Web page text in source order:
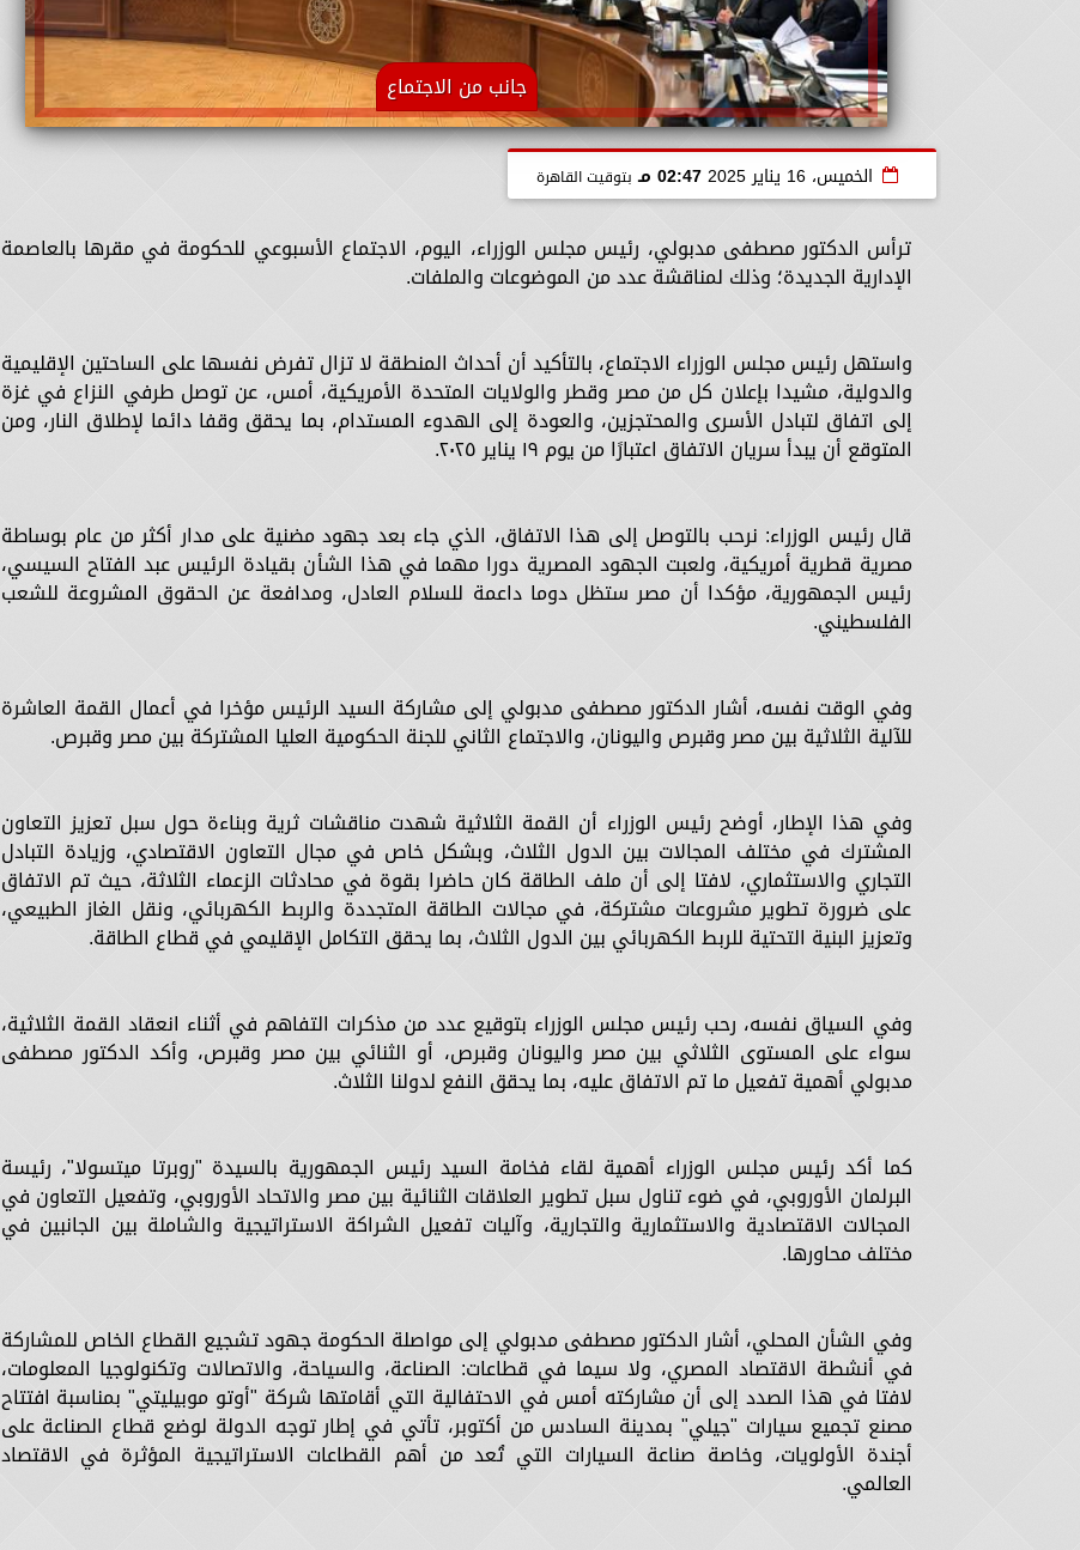
جانب من الاجتماع
الخميس، 16 يناير 2025 02:47 مـ بتوقيت القاهرة
ترأس الدكتور مصطفى مدبولي، رئيس مجلس الوزراء، اليوم، الاجتماع الأسبوعي للحكومة في مقرها بالعاصمة
الإدارية الجديدة؛ وذلك لمناقشة عدد من الموضوعات والملفات.
واستهل رئيس مجلس الوزراء الاجتماع، بالتأكيد أن أحداث المنطقة لا تزال تفرض نفسها على الساحتين الإقليمية
والدولية، مشيدا بإعلان كل من مصر وقطر والولايات المتحدة الأمريكية، أمس، عن توصل طرفي النزاع في غزة
إلى اتفاق لتبادل الأسرى والمحتجزين، والعودة إلى الهدوء المستدام، بما يحقق وقفا دائما لإطلاق النار، ومن
المتوقع أن يبدأ سريان الاتفاق اعتبارًا من يوم ١٩ يناير ٢٠٢٥.
قال رئيس الوزراء: نرحب بالتوصل إلى هذا الاتفاق، الذي جاء بعد جهود مضنية على مدار أكثر من عام بوساطة
مصرية قطرية أمريكية، ولعبت الجهود المصرية دورا مهما في هذا الشأن بقيادة الرئيس عبد الفتاح السيسي،
رئيس الجمهورية، مؤكدا أن مصر ستظل دوما داعمة للسلام العادل، ومدافعة عن الحقوق المشروعة للشعب
الفلسطيني.
وفي الوقت نفسه، أشار الدكتور مصطفى مدبولي إلى مشاركة السيد الرئيس مؤخرا في أعمال القمة العاشرة
للآلية الثلاثية بين مصر وقبرص واليونان، والاجتماع الثاني للجنة الحكومية العليا المشتركة بين مصر وقبرص.
وفي هذا الإطار، أوضح رئيس الوزراء أن القمة الثلاثية شهدت مناقشات ثرية وبناءة حول سبل تعزيز التعاون
المشترك في مختلف المجالات بين الدول الثلاث، وبشكل خاص في مجال التعاون الاقتصادي، وزيادة التبادل
التجاري والاستثماري، لافتا إلى أن ملف الطاقة كان حاضرا بقوة في محادثات الزعماء الثلاثة، حيث تم الاتفاق
على ضرورة تطوير مشروعات مشتركة، في مجالات الطاقة المتجددة والربط الكهربائي، ونقل الغاز الطبيعي،
وتعزيز البنية التحتية للربط الكهربائي بين الدول الثلاث، بما يحقق التكامل الإقليمي في قطاع الطاقة.
وفي السياق نفسه، رحب رئيس مجلس الوزراء بتوقيع عدد من مذكرات التفاهم في أثناء انعقاد القمة الثلاثية،
سواء على المستوى الثلاثي بين مصر واليونان وقبرص، أو الثنائي بين مصر وقبرص، وأكد الدكتور مصطفى
مدبولي أهمية تفعيل ما تم الاتفاق عليه، بما يحقق النفع لدولنا الثلاث.
كما أكد رئيس مجلس الوزراء أهمية لقاء فخامة السيد رئيس الجمهورية بالسيدة "روبرتا ميتسولا"، رئيسة
البرلمان الأوروبي، في ضوء تناول سبل تطوير العلاقات الثنائية بين مصر والاتحاد الأوروبي، وتفعيل التعاون في
المجالات الاقتصادية والاستثمارية والتجارية، وآليات تفعيل الشراكة الاستراتيجية والشاملة بين الجانبين في
مختلف محاورها.
وفي الشأن المحلي، أشار الدكتور مصطفى مدبولي إلى مواصلة الحكومة جهود تشجيع القطاع الخاص للمشاركة
في أنشطة الاقتصاد المصري، ولا سيما في قطاعات: الصناعة، والسياحة، والاتصالات وتكنولوجيا المعلومات،
لافتا في هذا الصدد إلى أن مشاركته أمس في الاحتفالية التي أقامتها شركة "أوتو موبيليتي" بمناسبة افتتاح
مصنع تجميع سيارات "جيلي" بمدينة السادس من أكتوبر، تأتي في إطار توجه الدولة لوضع قطاع الصناعة على
أجندة الأولويات، وخاصة صناعة السيارات التي تُعد من أهم القطاعات الاستراتيجية المؤثرة في الاقتصاد
العالمي.